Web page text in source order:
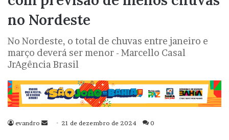
no Nordeste
No Nordeste, o total de chuvas entre janeiro e
março deverá ser menor - Marcello Casal
JrAgência Brasil
evandro
Mande21 de dezembro de 2024 0